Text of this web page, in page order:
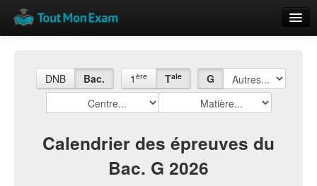
Vue globale
Rajouter
DNB Bac. 1 ère Tale G
Calendrier des épreuves du
Bac. G 2026